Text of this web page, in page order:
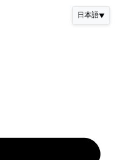
日本語▼